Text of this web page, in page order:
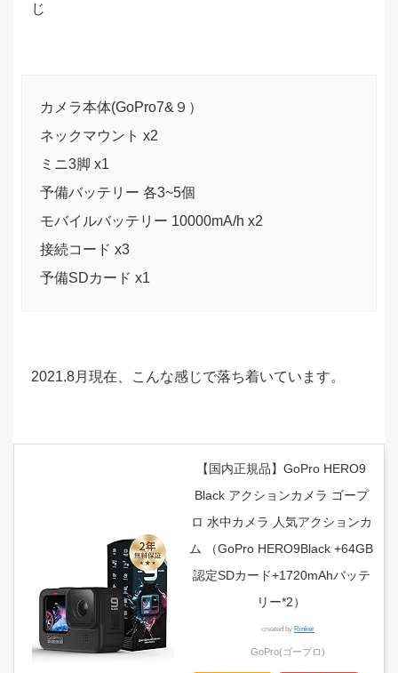
じ
カメラ本体(GoPro7&９）
ネックマウント x2
ミニ3脚 x1
予備バッテリー 各3~5個
モバイルバッテリー 10000mA/h x2
接続コード x3
予備SDカード x1
2021.8月現在、こんな感じで落ち着いています。
【国内正規品】GoPro HERO9
Black アクションカメラ ゴープ
ロ 水中カメラ 人気アクションカ
ム （GoPro HERO9Black +64GB
認定SDカード+1720mAhバッテ
リー*2）
created by Rinker
GoPro(ゴープロ)